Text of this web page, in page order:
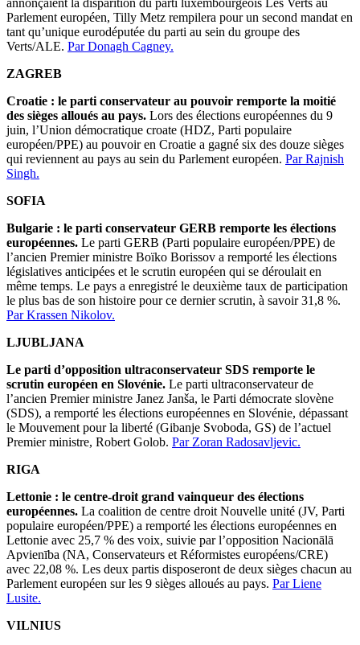
annonçaient la disparition du parti luxembourgeois Les Verts au
Parlement européen, Tilly Metz rempilera pour un second mandat en
tant qu’unique eurodéputée du parti au sein du groupe des
Verts/ALE. Par Donagh Cagney.
ZAGREB
Croatie : le parti conservateur au pouvoir remporte la moitié
des sièges alloués au pays. Lors des élections européennes du 9
juin, l’Union démocratique croate (HDZ, Parti populaire
européen/PPE) au pouvoir en Croatie a gagné six des douze sièges
qui reviennent au pays au sein du Parlement européen. Par Rajnish
Singh.
SOFIA
Bulgarie : le parti conservateur GERB remporte les élections
européennes. Le parti GERB (Parti populaire européen/PPE) de
l’ancien Premier ministre Boïko Borissov a remporté les élections
législatives anticipées et le scrutin européen qui se déroulait en
même temps. Le pays a enregistré le deuxième taux de participation
le plus bas de son histoire pour ce dernier scrutin, à savoir 31,8 %.
Par Krassen Nikolov.
LJUBLJANA
Le parti d’opposition ultraconservateur SDS remporte le
scrutin européen en Slovénie. Le parti ultraconservateur de
l’ancien Premier ministre Janez Janša, le Parti démocrate slovène
(SDS), a remporté les élections européennes en Slovénie, dépassant
le Mouvement pour la liberté (Gibanje Svoboda, GS) de l’actuel
Premier ministre, Robert Golob. Par Zoran Radosavljevic.
RIGA
Lettonie : le centre-droit grand vainqueur des élections
européennes. La coalition de centre droit Nouvelle unité (JV, Parti
populaire européen/PPE) a remporté les élections européennes en
Lettonie avec 25,7 % des voix, suivie par l’opposition Nacionālā
Apvienība (NA, Conservateurs et Réformistes européens/CRE)
avec 22,08 %. Les deux partis disposeront de deux sièges chacun au
Parlement européen sur les 9 sièges alloués au pays. Par Liene
Lusite.
VILNIUS